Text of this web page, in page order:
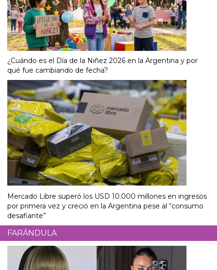
¿Cuándo es el Día de la Niñez 2026 en la Argentina y por
qué fue cambiando de fecha?
Mercado Libre superó los USD 10.000 millones en ingresos
por primera vez y creció en la Argentina pese al “consumo
desafiante”
FARÁNDULA